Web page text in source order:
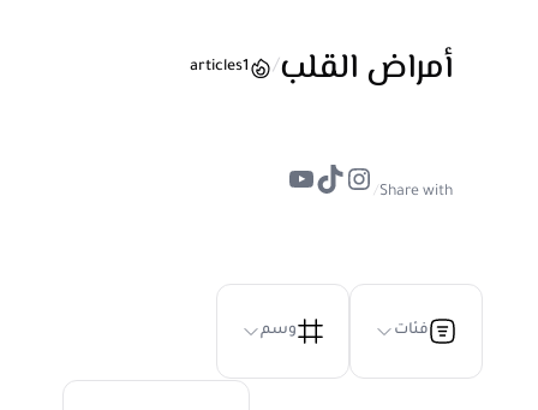
أمراض القلب/
1
articles
Share with
/
إنستجرام
تيك توكيوتيوب
فئات وسم